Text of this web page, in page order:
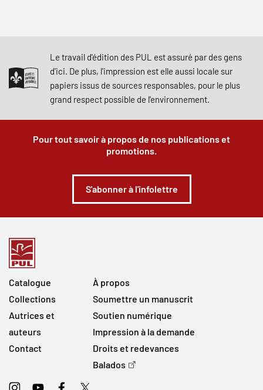
Le travail d'édition des PUL est assuré par des gens
d'ici. De plus, l'impression est elle aussi locale sur
papiers issus de sources responsables, pour le plus
grand respect possible de l'environnement.
Pour tout savoir à propos de nos publications et
promotions.
S'abonner à l'infolettre
Catalogue
Collections
Autrices et
auteurs
Contact
À propos
Soumettre un manuscrit
Soutien numérique
Impression à la demande
Droits et redevances
Balados